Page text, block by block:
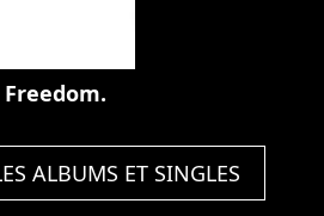
Freedom.
ALBUMS ET SINGLES